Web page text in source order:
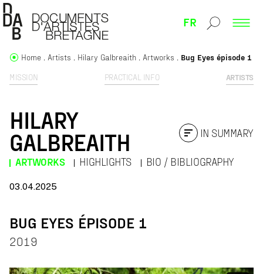
FR
MISSION PRACTICAL INFO ARTISTS
Home Artists Hilary Galbreaith Artworks Bug Eyes épisode 1
HILARY
GALBREAITH
ARTWORKS HIGHLIGHTS BIO / BIBLIOGRAPHY
IN SUMMARY
03.04.2025
BUG EYES ÉPISODE 1
2019